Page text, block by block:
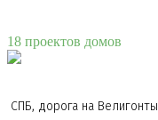
18 проектов домов
СПБ, дорога на Велигонты